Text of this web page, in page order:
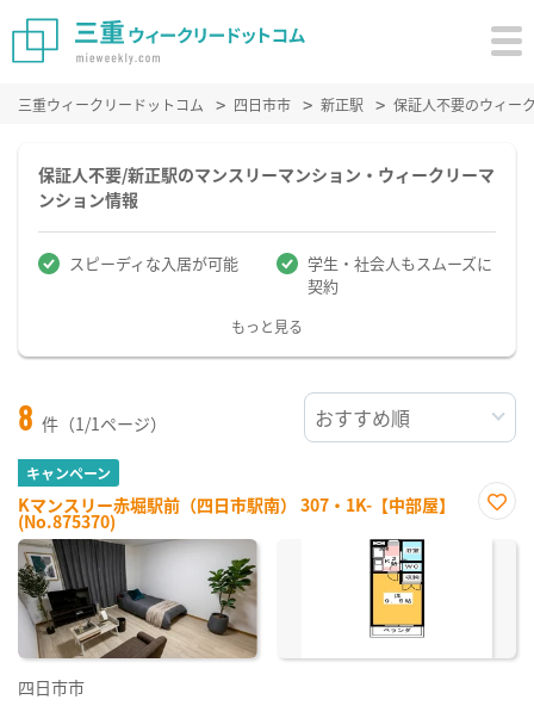
三重ウィークリードットコム 四日市市 新正駅 保証人不要のウィー
保証人不要/新正駅のマンスリーマンション・ウィークリーマ
ンション情報
スピーディな入居が可能
学生・社会人もスムーズに
契約
もっと見る
8 件（1/1ページ）
キャンペーン
Kマンスリー赤堀駅前（四日市駅南） 307・1K-【中部屋】
(No.875370)
に入
四日市市